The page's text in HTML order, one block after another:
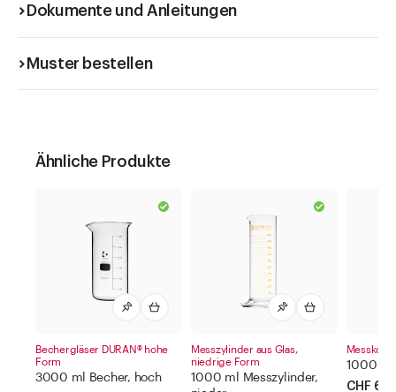
Dokumente und Anleitungen
Muster bestellen
Ähnliche Produkte
Bechergläser DURAN® hohe
Form
3000 ml Becher, hoch
Messzylinder aus Glas,
niedrige Form
1000 ml Messzylinder,
1000 ml
CHF